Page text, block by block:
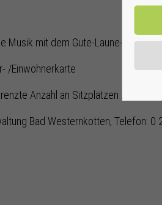
Musik mit dem Gute-Laune-Duo
/Einwohnerkarte
Anzahl an Sitzplätzen zur
Bad Westernkotten, Telefon: 0